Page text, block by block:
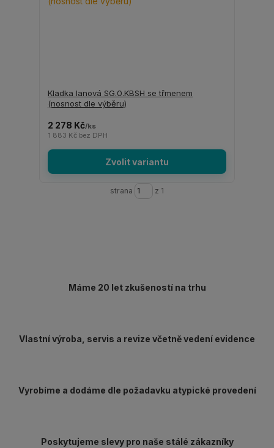
Kladka lanová SG.0.KBSH se třmenem
(nosnost dle výběru)
2 278 Kč/ks
1 883 Kč bez DPH
Zvolit variantu
strana z 1
Máme 20 let zkušeností na trhu
Vlastní výroba, servis a revize včetně vedení evidence
Vyrobíme a dodáme dle požadavku atypické provedení
Poskytujeme slevy pro naše stálé zákazníky